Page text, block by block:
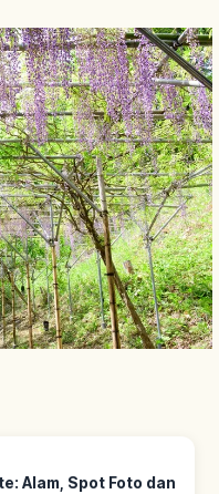
Alam, Spot Foto dan